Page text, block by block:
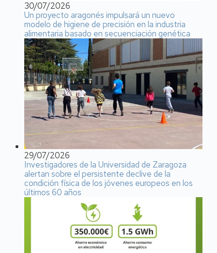
30/07/2026
Un proyecto aragonés impulsará un nuevo
modelo de higiene de precisión en la industria
alimentaria basado en secuenciación genética
29/07/2026
Investigadores de la Universidad de Zaragoza
alertan sobre el persistente declive de la
condición física de los jóvenes europeos en los
últimos 60 años